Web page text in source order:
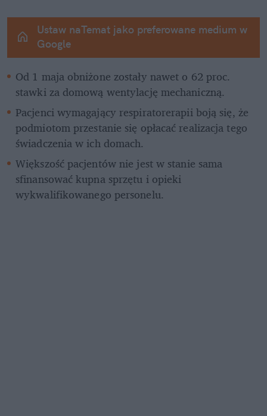
Ustaw naTemat jako preferowane medium w
Google
Od 1 maja obniżone zostały nawet o 62 proc.
stawki za domową wentylację mechaniczną.
Pacjenci wymagający respiratorerapii boją się, że
podmiotom przestanie się opłacać realizacja tego
świadczenia w ich domach.
Większość pacjentów nie jest w stanie sama
sfinansować kupna sprzętu i opieki
wykwalifikowanego personelu.